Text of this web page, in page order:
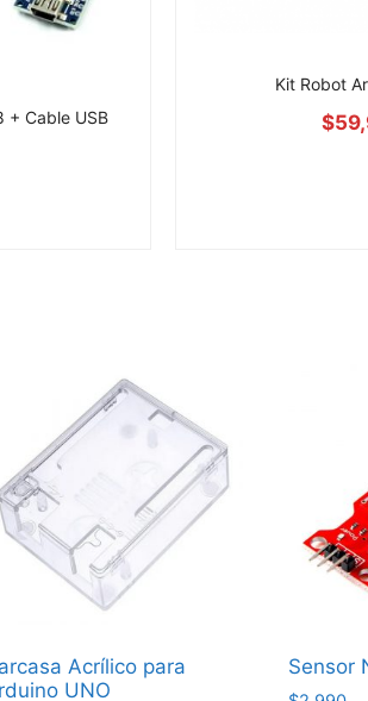
+ Cable USB
Kit Robot
$
Acrílico para
UNO
Sensor